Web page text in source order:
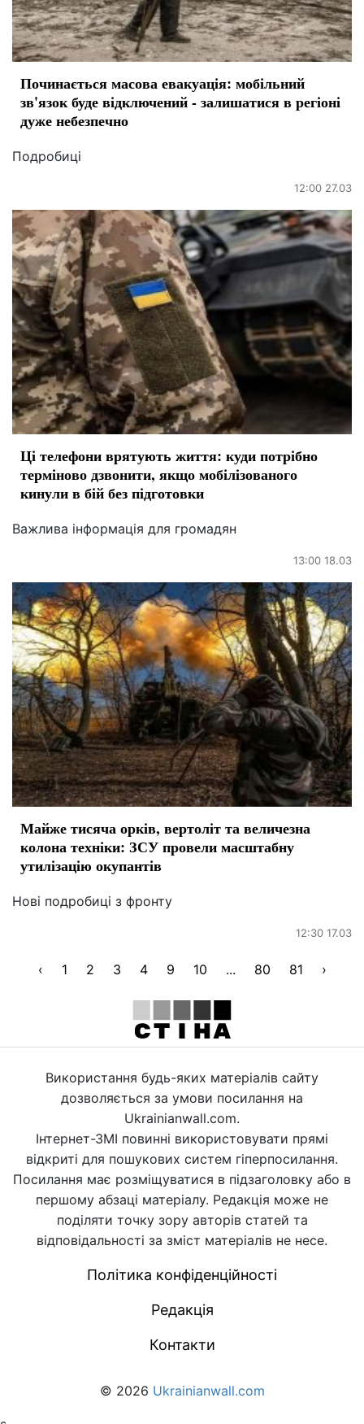
Починається масова евакуація: мобільний
зв'язок буде відключений - залишатися в регіоні
дуже небезпечно
Подробиці
12:00 27.03
Ці телефони врятують життя: куди потрібно
терміново дзвонити, якщо мобілізованого
кинули в бій без підготовки
Важлива інформація для громадян
13:00 18.03
Майже тисяча орків, вертоліт та величезна
колона техніки: ЗСУ провели масштабну
утилізацію окупантів
Нові подробиці з фронту
12:30 17.03
‹ 1 2 3 4 9 10 ... 80 81 ›
Використання будь-яких матеріалів сайту
дозволяється за умови посилання на
Ukrainianwall.com.
Інтернет-ЗМІ повинні використовувати прямі
відкриті для пошукових систем гіперпосилання.
Посилання має розміщуватися в підзаголовку або в
першому абзаці матеріалу. Редакція може не
поділяти точку зору авторів статей та
відповідальності за зміст матеріалів не несе.
Політика конфіденційності
Редакція
Контакти
© 2026 Ukrainianwall.com